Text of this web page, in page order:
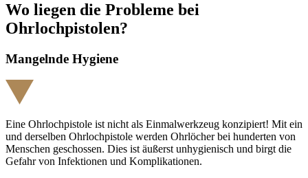
Wo liegen die Probleme bei
Ohrlochpistolen?
Mangelnde Hygiene
Eine Ohrlochpistole ist nicht als Einmalwerkzeug konzipiert! Mit ein
und derselben Ohrlochpistole werden Ohrlöcher bei hunderten von
Menschen geschossen. Dies ist äußerst unhygienisch und birgt die
Gefahr von Infektionen und Komplikationen.